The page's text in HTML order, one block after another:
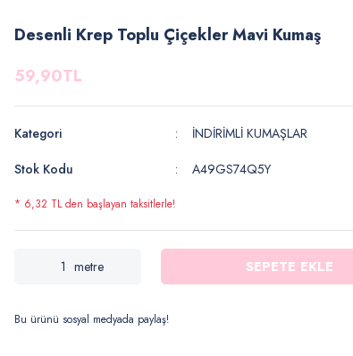
Desenli Krep Toplu Çiçekler Mavi Kumaş
59,90TL
Kategori
İNDİRİMLİ KUMAŞLAR
Stok Kodu
A49GS74Q5Y
* 6,32 TL den başlayan taksitlerle!
metre SEPETE EKLE
Bu ürünü sosyal medyada paylaş!